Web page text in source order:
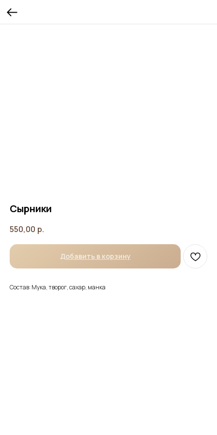
Сырники
550,00 р.
Добавить в корзину
Состав: Мука, творог, сахар, манка